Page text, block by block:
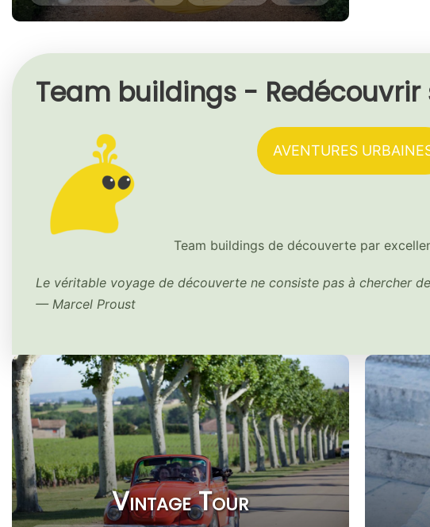
Team buildings -
AVENTURES
Team buildings de découverte par
Le véritable voyage de découverte ne consiste pas à chercher
— Marcel Proust
Vintage Tour